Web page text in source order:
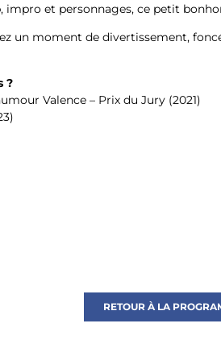
impro et personnages, ce petit
un moment de divertissement,
?
Valence – Prix du Jury (2021)
RETOUR À LA